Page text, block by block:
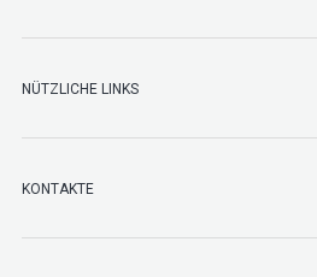
NÜTZLICHE LINKS
KONTAKTE